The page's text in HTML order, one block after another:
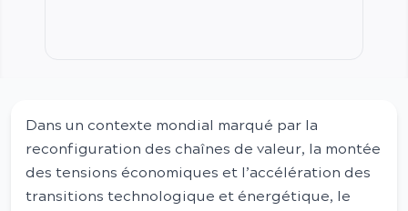
Dans un contexte mondial marqué par la
reconfiguration des chaînes de valeur, la montée
des tensions économiques et l’accélération des
transitions technologique et énergétique, le